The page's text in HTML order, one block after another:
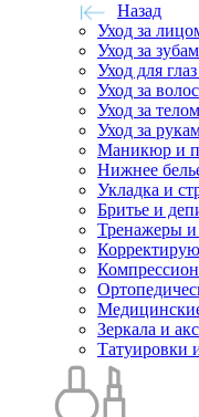
Назад
Уход за
Уход за
Уход для
Уход за
Уход за телом
Уход за
Маникюр и
Нижнее
Укладка и
Бритье и
Тренажеры
Зеркала и
Татуировки